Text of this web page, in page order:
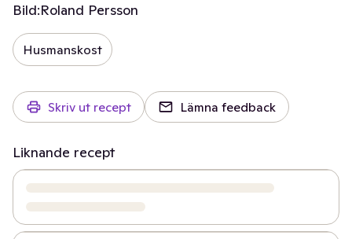
Bild:Roland Persson
Husmanskost
Skriv ut recept Lämna feedback
Liknande recept